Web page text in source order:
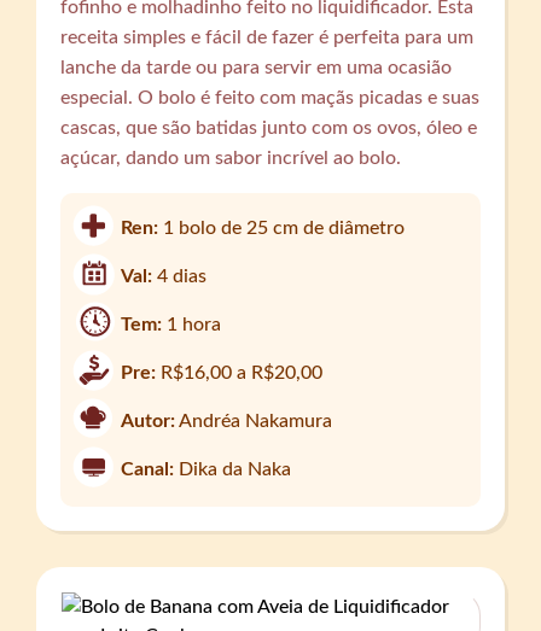
fofinho e molhadinho feito no liquidificador. Esta
receita simples e fácil de fazer é perfeita para um
lanche da tarde ou para servir em uma ocasião
especial. O bolo é feito com maçãs picadas e suas
cascas, que são batidas junto com os ovos, óleo e
açúcar, dando um sabor incrível ao bolo.
Ren: 1 bolo de 25 cm de diâmetro
Val:4 dias
Tem: 1 hora
Pre: R$16,00 a R$20,00
Autor:Andréa Nakamura
Canal: Dika da Naka